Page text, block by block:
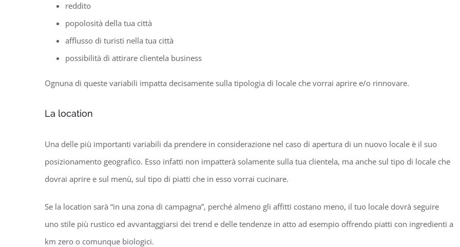
reddito
popolosità della tua città
afflusso di turisti nella tua città
possibilità di attirare clientela business
Ognuna di queste variabili impatta decisamente sulla tipologia di locale che vorrai aprire e/o rinnovare.
La location
Una delle più importanti variabili da prendere in considerazione nel caso di apertura di un nuovo locale è il suo
posizionamento geografico. Esso infatti non impatterà solamente sulla tua clientela, ma anche sul tipo di locale che
dovrai aprire e sul menù, sul tipo di piatti che in esso vorrai cucinare.
Se la location sarà “in una zona di campagna”, perché almeno gli affitti costano meno, il tuo locale dovrà seguire
uno stile più rustico ed avvantaggiarsi dei trend e delle tendenze in atto ad esempio offrendo piatti con ingredienti a
km zero o comunque biologici.